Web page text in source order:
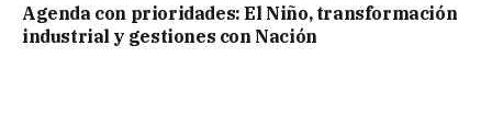
Agenda con prioridades: El Niño, transformación
industrial y gestiones con Nación